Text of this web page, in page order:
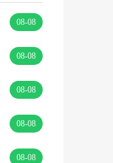
08-08
08-08
08-08
08-08
08-08